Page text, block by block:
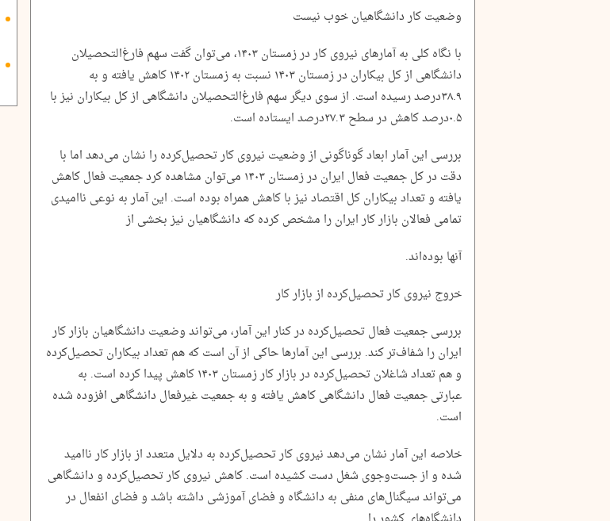
وضعیت کار دانشگاهیان خوب نیست
با نگاه کلی به آمارهای نیروی کار در زمستان ۱۴۰۳، می‌توان گفت سهم فارغ‌التحصیلان
دانشگاهی از کل بیکاران در زمستان ۱۴۰۳ نسبت به زمستان ۱۴۰۲ کاهش یافته و به
۳۸.۹درصد رسیده است. از سوی دیگر سهم فارغ‌التحصیلان دانشگاهی از کل بیکاران نیز با
۰.۵درصد کاهش در سطح ۲۷.۳درصد ایستاده است.
بررسی این آمار ابعاد گوناگونی از وضعیت نیروی کار تحصیل‌کرده را نشان می‌دهد اما با
دقت در کل جمعیت فعال ایران در زمستان ۱۴۰۳ می‌توان مشاهده کرد جمعیت فعال کاهش
یافته و تعداد بیکاران کل اقتصاد نیز با کاهش همراه بوده است. این آمار به نوعی ناامیدی
تمامی فعالان بازار کار ایران را مشخص کرده که دانشگاهیان نیز بخشی از
آنها بوده‌اند.
خروج نیروی کار تحصیل‌کرده از بازار کار
بررسی جمعیت فعال تحصیل‌کرده در کنار این آمار، می‌تواند وضعیت دانشگاهیان بازار کار
ایران را شفاف‌تر کند. بررسی این آمارها حاکی از آن است که هم تعداد بیکاران تحصیل‌کرده
و هم تعداد شاغلان تحصیل‌کرده در بازار کار زمستان ۱۴۰۳ کاهش پیدا کرده است. به
عبارتی جمعیت فعال دانشگاهی کاهش یافته و به جمعیت غیرفعال دانشگاهی افزوده شده
است.
خلاصه این آمار نشان می‌دهد نیروی کار تحصیل‌کرده به دلایل متعدد از بازار کار ناامید
شده و از جست‌وجوی شغل دست کشیده است. کاهش نیروی کار تحصیل‌کرده و دانشگاهی
می‌تواند سیگنال‌های منفی به دانشگاه و فضای آموزشی داشته باشد و فضای انفعال در